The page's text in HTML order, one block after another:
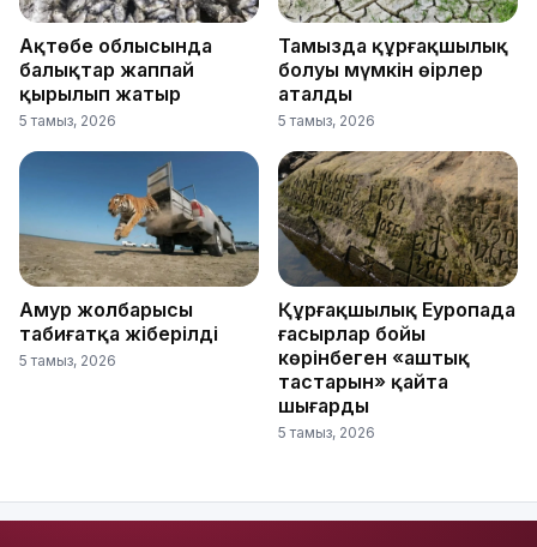
Ақтөбе облысында
балықтар жаппай
қырылып жатыр
5 тамыз, 2026
Тамызда құрғақшылық
болуы мүмкін өңірлер
аталды
5 тамыз, 2026
Амур жолбарысы
табиғатқа жіберілді
5 тамыз, 2026
Құрғақшылық Еуропада
ғасырлар бойы
көрінбеген «аштық
тастарын» қайта
шығарды
5 тамыз, 2026